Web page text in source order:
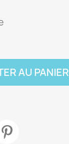
AU PANIER